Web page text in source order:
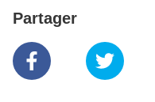
Partager